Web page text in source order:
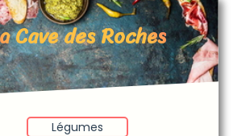
Cave des Roches
Légumes